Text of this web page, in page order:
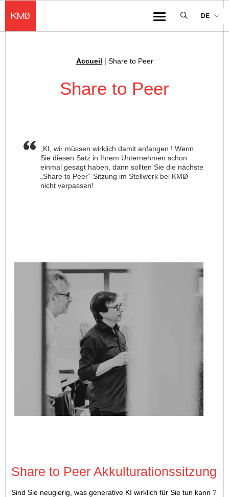
Menu
DE
Accueil | Share to Peer
Share to Peer
„KI, wir müssen wirklich damit anfangen ! Wenn
Sie diesen Satz in Ihrem Unternehmen schon
einmal gesagt haben, dann sollten Sie die nächste
„Share to Peer“-Sitzung im Stellwerk bei KMØ
nicht verpassen!
Share to Peer Akkulturationssitzung
Sind Sie neugierig, was generative KI wirklich für Sie tun kann ?